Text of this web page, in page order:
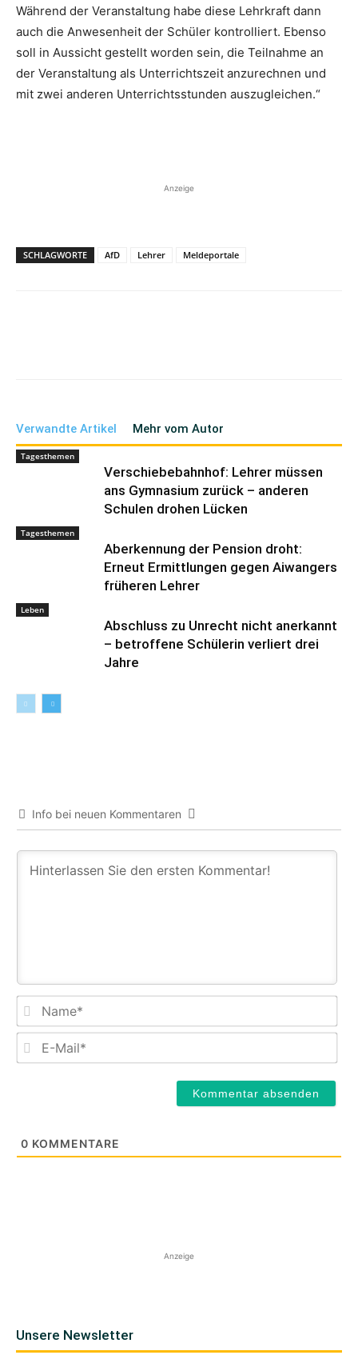
Während der Veranstaltung habe diese Lehrkraft dann
auch die Anwesenheit der Schüler kontrolliert. Ebenso
soll in Aussicht gestellt worden sein, die Teilnahme an
der Veranstaltung als Unterrichtszeit anzurechnen und
mit zwei anderen Unterrichtsstunden auszugleichen.“
Anzeige
SCHLAGWORTE AfD Lehrer Meldeportale
Verwandte Artikel Mehr vom Autor
Tagesthemen
Verschiebebahnhof: Lehrer müssen
ans Gymnasium zurück – anderen
Schulen drohen Lücken
Tagesthemen
Aberkennung der Pension droht:
Erneut Ermittlungen gegen Aiwangers
früheren Lehrer
Leben
Abschluss zu Unrecht nicht anerkannt
– betroffene Schülerin verliert drei
Jahre
Info bei neuen Kommentaren
E-
0 KOMMENTARE
Anzeige
Unsere Newsletter